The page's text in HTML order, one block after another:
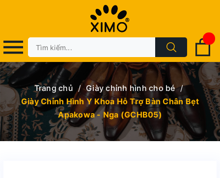
Trang chủ / Giày chỉnh hình cho bé /
Giày Chỉnh Hình Y Khoa Hỗ Trợ Bàn Chân Bẹt
Apakowa - Nga (GCHB05)